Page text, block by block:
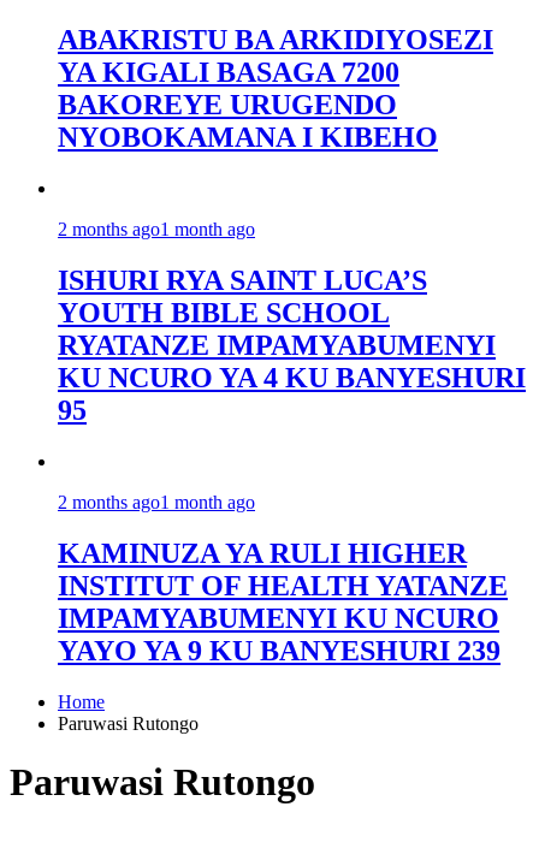
ABAKRISTU BA ARKIDIYOSEZI
YA KIGALI BASAGA 7200
BAKOREYE URUGENDO
NYOBOKAMANA I KIBEHO
2 months ago1 month ago
ISHURI RYA SAINT LUCA’S
YOUTH BIBLE SCHOOL
RYATANZE IMPAMYABUMENYI
KU NCURO YA 4 KU BANYESHURI
95
2 months ago1 month ago
KAMINUZA YA RULI HIGHER
INSTITUT OF HEALTH YATANZE
IMPAMYABUMENYI KU NCURO
YAYO YA 9 KU BANYESHURI 239
Home
Paruwasi Rutongo
Paruwasi Rutongo